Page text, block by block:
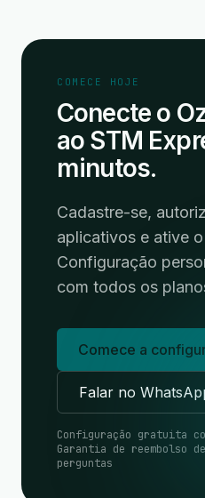
COMECE HOJE
Conecte o
ao STM
minutos.
Cadastre-se,
aplicativos e ative
Configuração
com todos os
Comece a
Falar no
Configuração gratuita
Garantia de reembolso
perguntas